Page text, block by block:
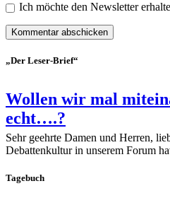
Ich möchte den Newsletter
„Der Leser-Brief“
Wollen wir mal
echt….?
Sehr geehrte Damen und Herren,
Debattenkultur in unserem Forum
Tagebuch